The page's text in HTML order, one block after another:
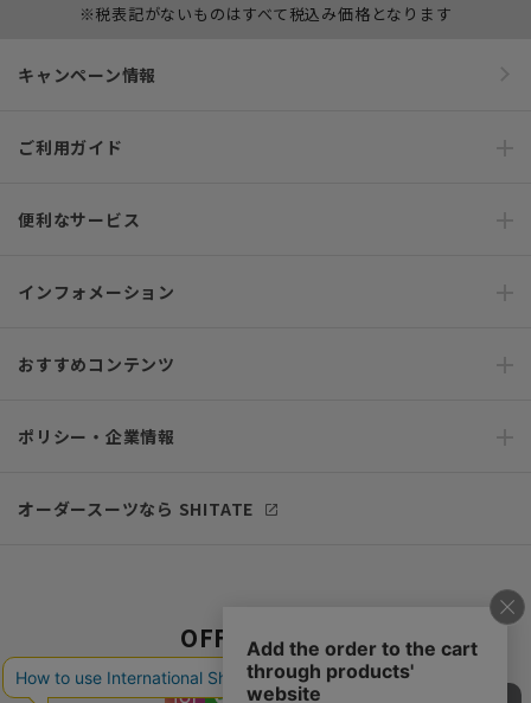
※税表記がないものはすべて税込み価格となります
キャンペーン情報
ご利用ガイド
便利なサービス
インフォメーション
おすすめコンテンツ
ポリシー・企業情報
オーダースーツなら SHITATE
OFFICIAL SNS